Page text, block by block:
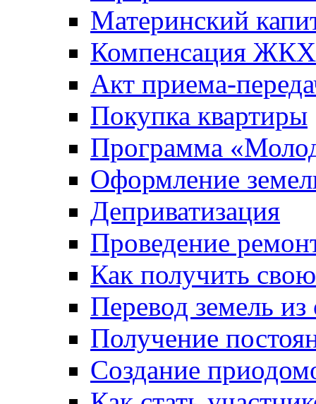
Материнский
Компенсация ЖКХ
Акт приема-
Покупка квартиры
Программа
Оформление
Деприватизация
Проведение
Как получить
Перевод земель
Получение
Создание